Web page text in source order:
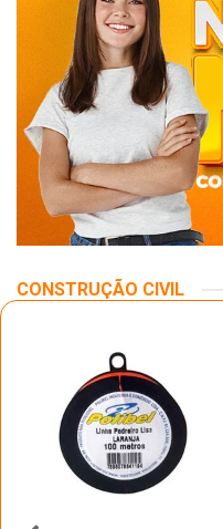
CONSTRUÇÃO CIVIL